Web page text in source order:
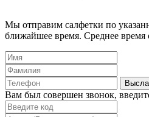
Мы отправим салфетки по
ближайшее время. Среднее время
Вам был совершен звонок,